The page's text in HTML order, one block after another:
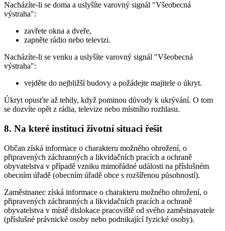
Nacházíte-li se doma a uslyšíte varovný signál "Všeobecná
výstraha":
zavřete okna a dveře,
zapněte rádio nebo televizi.
Nacházíte-li se venku a uslyšíte varovný signál "Všeobecná
výstraha":
vejděte do nejbližší budovy a požádejte majitele o úkryt.
Úkryt opusťte až tehdy, když pominou důvody k ukrývání. O tom
se dozvíte opět z rádia, televize nebo místního rozhlasu.
8. Na které instituci životní situaci řešit
Občan získá informace o charakteru možného ohrožení, o
připravených záchranných a likvidačních pracích a ochraně
obyvatelstva v případě vzniku mimořádné události na příslušném
obecním úřadě (obecním úřadě obce s rozšířenou působností).
Zaměstnanec získá informace o charakteru možného ohrožení, o
připravených záchranných a likvidačních pracích a ochraně
obyvatelstva v místě dislokace pracoviště od svého zaměstnavatele
(příslušné právnické osoby nebo podnikající fyzické osoby).